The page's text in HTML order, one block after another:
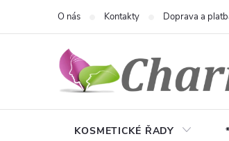
O nás Kontakty Doprava a
KOSMETICKÉ ŘADY